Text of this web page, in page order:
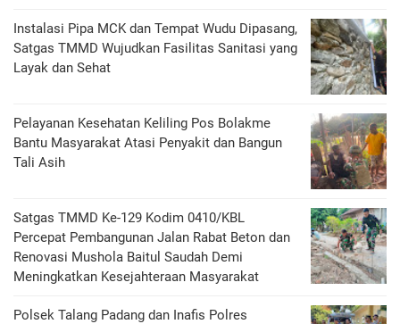
Instalasi Pipa MCK dan Tempat Wudu Dipasang,
Satgas TMMD Wujudkan Fasilitas Sanitasi yang
Layak dan Sehat
Pelayanan Kesehatan Keliling Pos Bolakme
Bantu Masyarakat Atasi Penyakit dan Bangun
Tali Asih
Satgas TMMD Ke-129 Kodim 0410/KBL
Percepat Pembangunan Jalan Rabat Beton dan
Renovasi Mushola Baitul Saudah Demi
Meningkatkan Kesejahteraan Masyarakat
Polsek Talang Padang dan Inafis Polres